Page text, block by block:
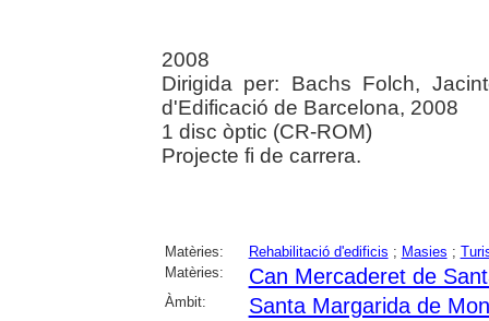
2008
Dirigida per: Bachs Folch,
d'Edificació de Barcelona, 2008
1 disc òptic (CR-ROM)
Projecte fi de carrera.
Matèries: Rehabilitació d'edificis ; Masies ;
Matèries:
Can Mercaderet de
Àmbit: Santa Margarida de